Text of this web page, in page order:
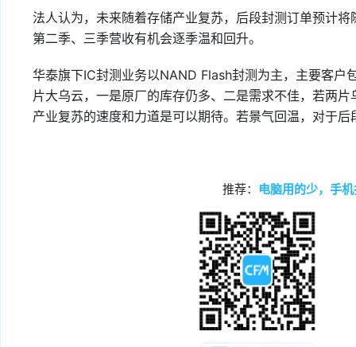
法人认为，未来随着存储产业复苏，后段封测订单预计
第二季、三季营收有机会逐季温和回升。
华泰旗下IC封测业务以NAND Flash封测为主，主要客户
片大乌云，一是原厂的库存仍多、二是需求不佳，若两
产业复苏的速度和力道是可以期待。若景气回温，对于
推荐： 电脑用的少，手